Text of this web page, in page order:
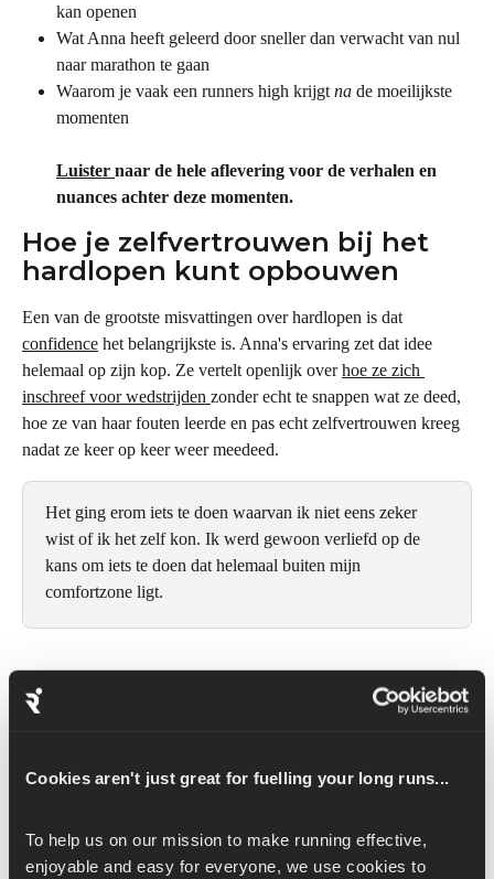
Cookies aren't just great for fuelling your long runs...
To help us on our mission to make running effective,
enjoyable and easy for everyone, we use cookies to
kan openen
Wat Anna heeft geleerd door sneller dan verwacht van nul
naar marathon te gaan
Waarom je vaak een runners high krijgt na de moeilijkste
momenten
Luister naar de hele aflevering voor de verhalen en
nuances achter deze momenten.
Hoe je zelfvertrouwen bij het
hardlopen kunt opbouwen
Een van de grootste misvattingen over hardlopen is dat
confidence het belangrijkste is. Anna's ervaring zet dat idee
helemaal op zijn kop. Ze vertelt openlijk over hoe ze zich
inschreef voor wedstrijden zonder echt te snappen wat ze deed,
hoe ze van haar fouten leerde en pas echt zelfvertrouwen kreeg
nadat ze keer op keer weer meedeed.
Het ging erom iets te doen waarvan ik niet eens zeker
wist of ik het zelf kon. Ik werd gewoon verliefd op de
kans om iets te doen dat helemaal buiten mijn
comfortzone ligt.
Van het overleven van haar eerste marathon in Honolulu, tot het
instorten tijdens de
tot het staan aan de rand
Het is verdiend door herhaling.
Het belang van proberen